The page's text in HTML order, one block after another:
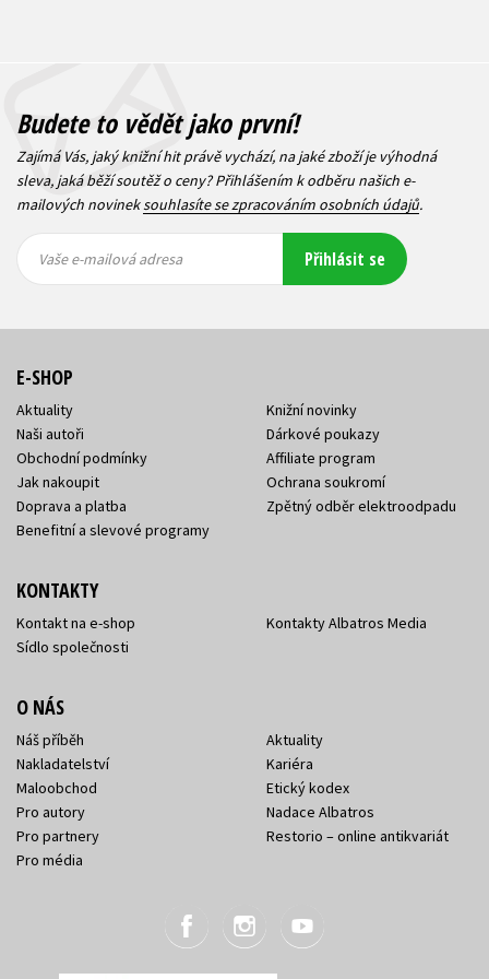
Budete to vědět jako první!
Zajímá Vás, jaký knižní hit právě vychází, na jaké zboží je výhodná
sleva, jaká běží soutěž o ceny? Přihlášením k odběru našich e-
mailových novineksouhlasíte se zpracováním osobních údajů.
mailová
mailová
Vaše e-mailová adresa Přihlásit se
E-SHOP
Aktuality
Naši autoři
Obchodní podmínky
Jak nakoupit
Doprava a platba
Benefitní a slevové programy
Knižní novinky
Dárkové poukazy
Affiliate program
Ochrana soukromí
Zpětný odběr elektroodpadu
KONTAKTY
Kontakt na e-shop
Sídlo společnosti
Kontakty Albatros Media
O NÁS
Náš příběh
Nakladatelství
Maloobchod
Pro autory
Pro partnery
Pro média
Aktuality
Kariéra
Etický kodex
Nadace Albatros
Restorio – online antikvariát